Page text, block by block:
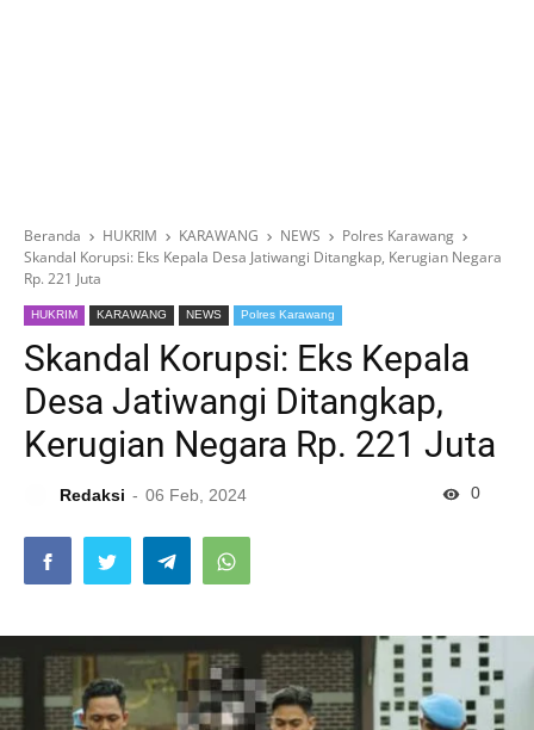
Beranda HUKRIM KARAWANG NEWS
Polres Karawang
Skandal Korupsi: Eks Kepala Desa Jatiwangi Ditangkap, Kerugian Negara
Rp. 221 Juta
HUKRIM KARAWANG NEWS Polres Karawang
Skandal Korupsi: Eks Kepala
Desa Jatiwangi Ditangkap,
Kerugian Negara Rp. 221 Juta
Redaksi 06 Feb, 2024 0